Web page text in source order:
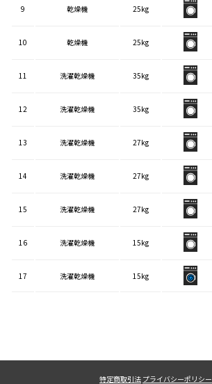
9 乾燥機 25kg
10 乾燥機 25kg
11 洗濯乾燥機 35kg
12 洗濯乾燥機 35kg
13 洗濯乾燥機 27kg
14 洗濯乾燥機 27kg
15 洗濯乾燥機 27kg
16 洗濯乾燥機 15kg
17 洗濯乾燥機 15kg
特定商取引法 プライバシーポリシー